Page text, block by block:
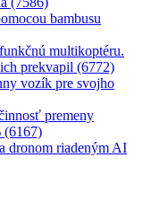
bambusu
multikoptéru.
prekvapil (6772)
vozík pre svojho
premeny
(6167)
dronom riadeným AI